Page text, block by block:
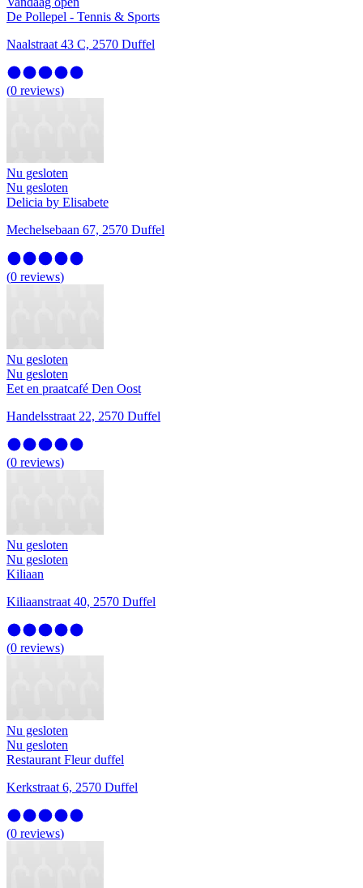
De Pollepel - Tennis & Sports
Naalstraat 43 C, 2570 Duffel
(0 reviews)
Nu gesloten
Nu gesloten
Delicia by Elisabete
Mechelsebaan 67, 2570 Duffel
(0 reviews)
Nu gesloten
Nu gesloten
Eet en praatcafé Den Oost
Handelsstraat 22, 2570 Duffel
(0 reviews)
Nu gesloten
Nu gesloten
Kiliaan
Kiliaanstraat 40, 2570 Duffel
(0 reviews)
Nu gesloten
Nu gesloten
Restaurant Fleur duffel
Kerkstraat 6, 2570 Duffel
(0 reviews)